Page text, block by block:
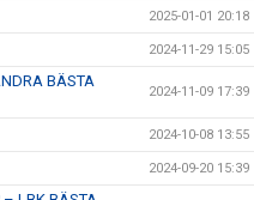
2025-01-01 20:18
2024-11-29 15:05
BÄSTA
2024-11-09 17:39
2024-10-08 13:55
2024-09-20 15:39